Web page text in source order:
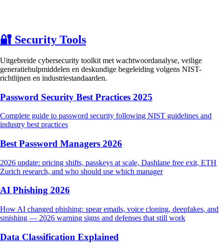
🔐 Security Tools
Uitgebreide cybersecurity toolkit met wachtwoordanalyse, veilige
generatiehulpmiddelen en deskundige begeleiding volgens NIST-
richtlijnen en industriestandaarden.
Password Security Best Practices 2025
Complete guide to password security following NIST guidelines and
industry best practices
Best Password Managers 2026
2026 update: pricing shifts, passkeys at scale, Dashlane free exit, ETH
Zurich research, and who should use which manager
AI Phishing 2026
How AI changed phishing: spear emails, voice cloning, deepfakes, and
smishing — 2026 warning signs and defenses that still work
Data Classification Explained